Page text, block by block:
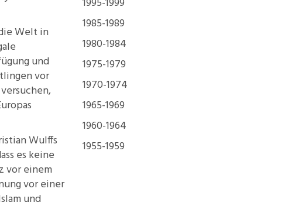
Welt in
und
vor
Wulffs
es keine
vor einem
vor einer
und
1985-1989
1980-1984
1975-1979
1970-1974
1965-1969
1960-1964
1955-1959